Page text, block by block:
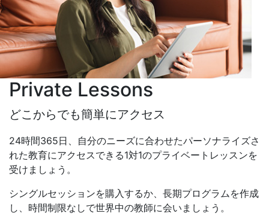
Private Lessons
どこからでも簡単にアクセス
24時間365日、自分のニーズに合わせたパーソナライズさ
れた教育にアクセスできる1対1のプライベートレッスンを
受けましょう。
シングルセッションを購入するか、長期プログラムを作成
し、時間制限なしで世界中の教師に会いましょう。